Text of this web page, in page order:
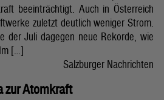
beeinträchtigt. Auch in Österreich
zuletzt deutlich weniger Strom.
der Juli dagegen neue Rekorde, wie
[…]
Salzburger Nachrichten
zur Atomkraft